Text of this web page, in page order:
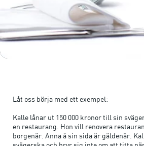
Låt oss börja med ett exempel:
Kalle lånar ut 150 000 kronor till sin
en restaurang. Hon vill renovera
borgenär. Anna å sin sida är gäldenär.